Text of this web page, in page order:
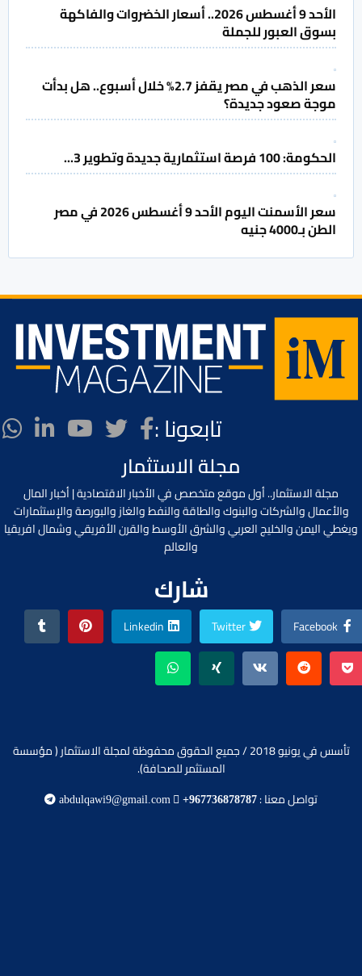
الأحد 9 أغسطس 2026.. أسعار الخضروات والفاكهة
بسوق العبور للجملة
سعر الذهب في مصر يقفز 2.7% خلال أسبوع.. هل بدأت
موجة صعود جديدة؟
الحكومة: 100 فرصة استثمارية جديدة وتطوير 3...
سعر الأسمنت اليوم الأحد 9 أغسطس 2026 في مصر
الطن بـ4000 جنيه
تابعونا :
مجلة الاستثمار
مجلة الاستثمار.. أول موقع متخصص في الأخبار الاقتصادية | أخبار المال
والأعمال والشركات والبنوك والطاقة والنفط والغاز والبورصة والإستثمارات
ويغطي اليمن والخليج العربي والشرق الأوسط والقرن الأفريقي وشمال افريقيا
والعالم
شارك
Facebook
Twitter
Linkedin
تأسس في يونيو 2018 / جميع الحقوق محفوظة لمجلة الاستثمار ( مؤسسة
المستثمر للصحافة).
تواصل معنا : +967736878787
abdulqawi9@gmail.com